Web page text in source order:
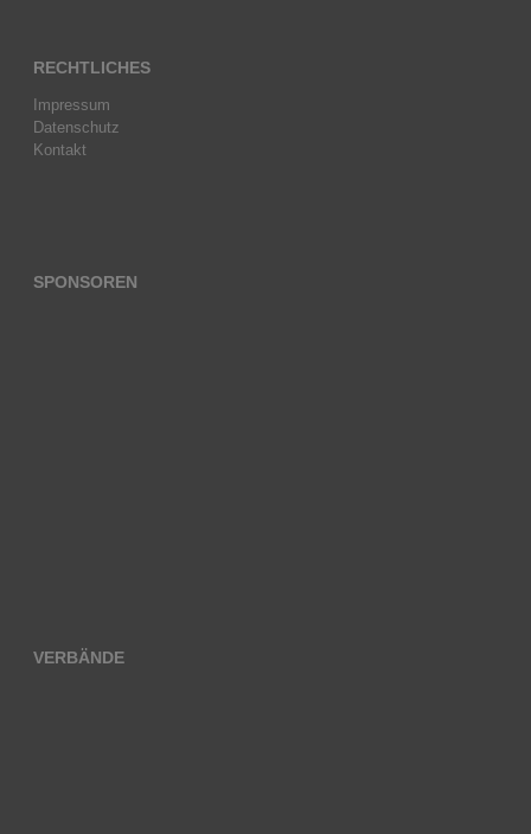
RECHTLICHES
Impressum
Datenschutz
Kontakt
SPONSOREN
VERBÄNDE